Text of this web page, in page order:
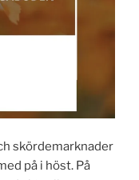
skördemarknader
på i höst. På